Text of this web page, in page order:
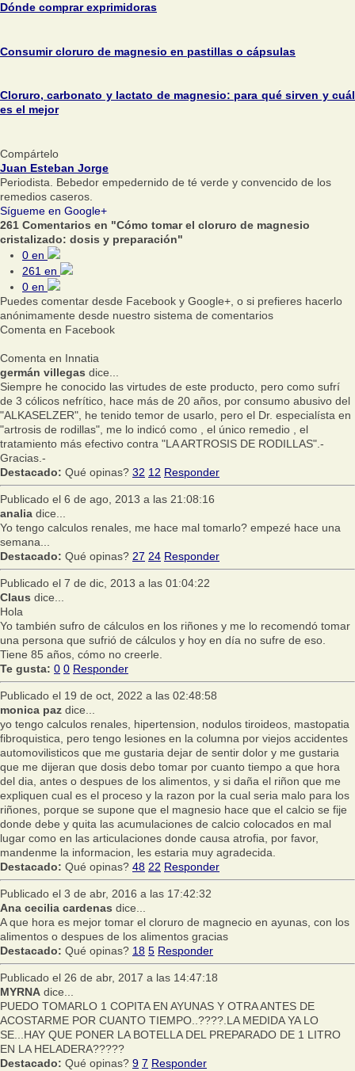
Dónde comprar exprimidoras
Consumir cloruro de magnesio en pastillas o cápsulas
Cloruro, carbonato y lactato de magnesio: para qué sirven y cuál
es el mejor
Compártelo
Juan Esteban Jorge
Periodista. Bebedor empedernido de té verde y convencido de los
remedios caseros.
Sígueme en Google+
261 Comentarios en "Cómo tomar el cloruro de magnesio
cristalizado: dosis y preparación"
0 en
261 en
0 en
Puedes comentar desde Facebook y Google+, o si prefieres hacerlo
anónimamente desde nuestro sistema de comentarios
Comenta en Facebook
Comenta en Innatia
germán villegas dice...
Siempre he conocido las virtudes de este producto, pero como sufrí
de 3 cólicos nefrítico, hace más de 20 años, por consumo abusivo del
"ALKASELZER", he tenido temor de usarlo, pero el Dr. especialísta en
"artrosis de rodillas", me lo indicó como , el único remedio , el
tratamiento más efectivo contra "LA ARTROSIS DE RODILLAS".-
Gracias.-
Destacado: Qué opinas? 32 12 Responder
Publicado el 6 de ago, 2013 a las 21:08:16
analia dice...
Yo tengo calculos renales, me hace mal tomarlo? empezé hace una
semana...
Destacado: Qué opinas? 27 24 Responder
Publicado el 7 de dic, 2013 a las 01:04:22
Claus dice...
Hola
Yo también sufro de cálculos en los riñones y me lo recomendó tomar
una persona que sufrió de cálculos y hoy en día no sufre de eso.
Tiene 85 años, cómo no creerle.
Te gusta: 0 0 Responder
Publicado el 19 de oct, 2022 a las 02:48:58
monica paz dice...
yo tengo calculos renales, hipertension, nodulos tiroideos, mastopatia
fibroquistica, pero tengo lesiones en la columna por viejos accidentes
automovilisticos que me gustaria dejar de sentir dolor y me gustaria
que me dijeran que dosis debo tomar por cuanto tiempo a que hora
del dia, antes o despues de los alimentos, y si daña el riñon que me
expliquen cual es el proceso y la razon por la cual seria malo para los
riñones, porque se supone que el magnesio hace que el calcio se fije
donde debe y quita las acumulaciones de calcio colocados en mal
lugar como en las articulaciones donde causa atrofia, por favor,
mandenme la informacion, les estaria muy agradecida.
Destacado: Qué opinas? 48 22 Responder
Publicado el 3 de abr, 2016 a las 17:42:32
Ana cecilia cardenas dice...
A que hora es mejor tomar el cloruro de magnecio en ayunas, con los
alimentos o despues de los alimentos gracias
Destacado: Qué opinas? 18 5 Responder
Publicado el 26 de abr, 2017 a las 14:47:18
MYRNA dice...
PUEDO TOMARLO 1 COPITA EN AYUNAS Y OTRA ANTES DE
ACOSTARME POR CUANTO TIEMPO..????.LA MEDIDA YA LO
SE...HAY QUE PONER LA BOTELLA DEL PREPARADO DE 1 LITRO
EN LA HELADERA?????
Destacado: Qué opinas? 9 7 Responder